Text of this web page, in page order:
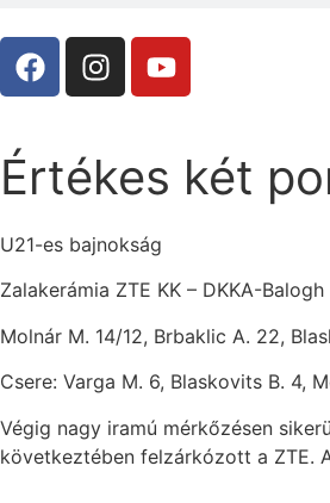
Értékes két
U21-es bajnokság
Zalakerámia ZTE KK – DKKA-
Molnár M. 14/12, Brbaklic A. 22,
Csere: Varga M. 6, Blaskovits B. 4,
Végig nagy iramú mérkőzésen
következtében felzárkózott a ZTE.